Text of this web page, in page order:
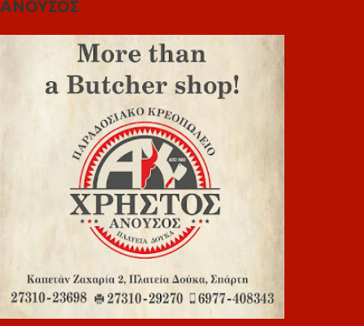
ΑΝΟΥΣΟΣ